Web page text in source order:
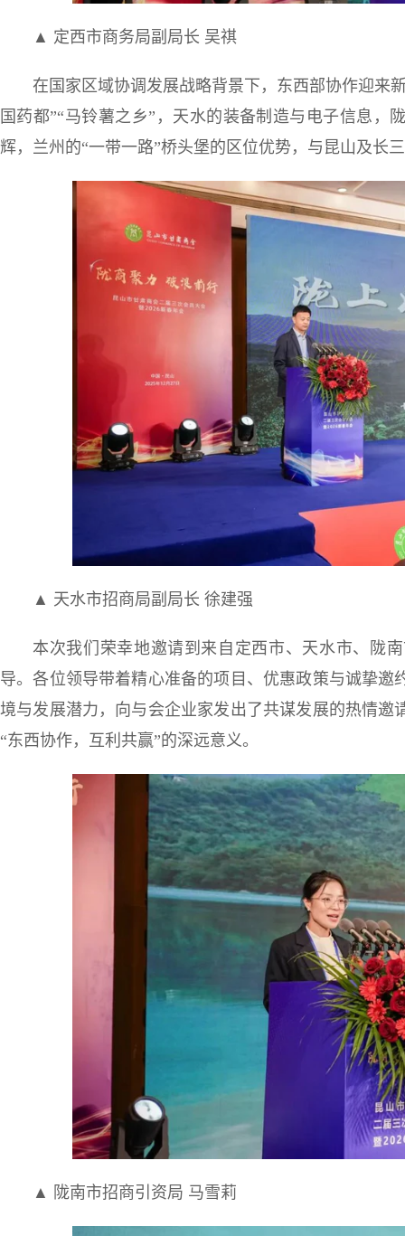
▲ 定西市商务局副局长 吴祺
在国家区域协调发展战略背景下，东西部协作迎来
国药都”“马铃薯之乡”，天水的装备制造与电子信息，
辉，兰州的“一带一路”桥头堡的区位优势，与昆山及长
▲ 天水市招商局副局长 徐建强
本次我们荣幸地邀请到来自定西市、天水市、陇
导。各位领导带着精心准备的项目、优惠政策与诚挚
境与发展潜力，向与会企业家发出了共谋发展的热情
“东西协作，互利共赢”的深远意义。
▲ 陇南市招商引资局 马雪莉